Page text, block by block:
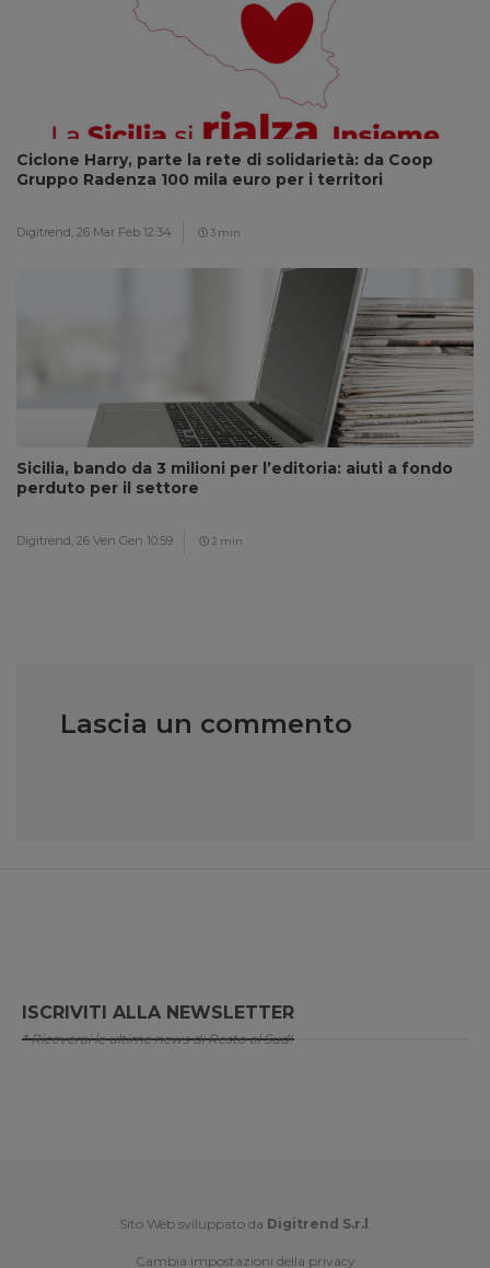
Ciclone Harry, parte la rete di solidarietà: da Coop
Gruppo Radenza 100 mila euro per i territori
Digitrend, 26 Mar Feb 12:34 3 min
Sicilia, bando da 3 milioni per l’editoria: aiuti a fondo
perduto per il settore
Digitrend, 26 Ven Gen 10:59 2 min
Lascia un commento
ISCRIVITI ALLA NEWSLETTER
* Riceverai le ultime news di Resto al Sud!
Sito Web sviluppato da Digitrend S.r.l
Cambia impostazioni della privacy